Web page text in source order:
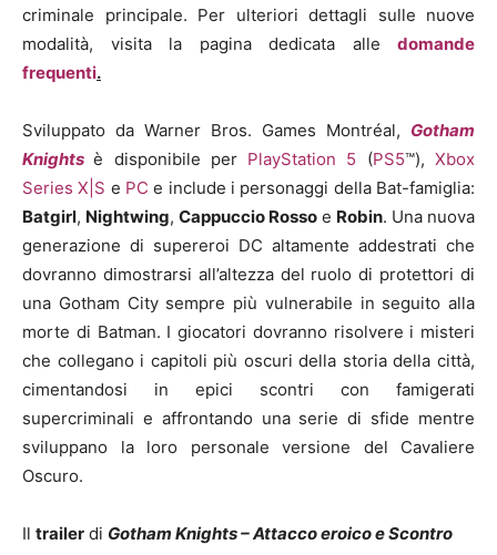
criminale principale. Per ulteriori dettagli sulle nuove
modalità, visita la pagina dedicata alle domande
frequenti.
Sviluppato da Warner Bros. Games Montréal, Gotham
Knightsè disponibile per PlayStation 5 (PS5™),Xbox
Series X|S e PC e include i personaggi della Bat-famiglia:
Batgirl, Nightwing,Cappuccio Rosso e Robin. Una nuova
generazione di supereroi DC altamente addestrati che
dovranno dimostrarsi all’altezza del ruolo di protettori di
una Gotham City sempre più vulnerabile in seguito alla
morte di Batman. I giocatori dovranno risolvere i misteri
che collegano i capitoli più oscuri della storia della città,
cimentandosi in epici scontri con famigerati
supercriminali e affrontando una serie di sfide mentre
sviluppano la loro personale versione del Cavaliere
Oscuro.
Il trailer di Gotham Knights – Attacco eroico e Scontro